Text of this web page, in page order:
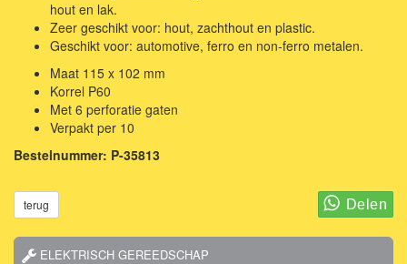
hout en lak.
Zeer geschikt voor: hout, zachthout en plastic.
Geschikt voor: automotive, ferro en non-ferro metalen.
Maat 115 x 102 mm
Korrel P60
Met 6 perforatie gaten
Verpakt per 10
Bestelnummer: P-35813
terug
ELEKTRISCH GEREEDSCHAP